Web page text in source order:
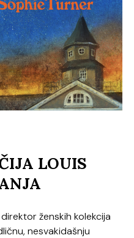
LOUIS
ženskih kolekcija
nesvakidašnju